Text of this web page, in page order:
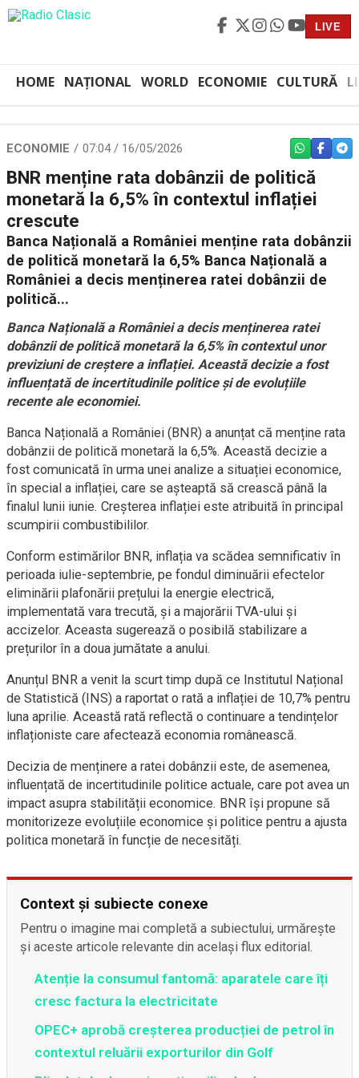
LIVE
HOME NAȚIONAL WORLD ECONOMIE CULTURĂ
ECONOMIE 07:04 / 16/05/2026 WHATSAPP
BNR menține rata dobânzii de politică
monetară la 6,5% în contextul inflației
crescute
Banca Națională a României menține rata dobânzii
de politică monetară la 6,5% Banca Națională a
României a decis menținerea ratei dobânzii de
politică...
Banca Națională a României a decis menținerea ratei
dobânzii de politică monetară la 6,5% în contextul unor
previziuni de creștere a inflației. Această decizie a fost
influențată de incertitudinile politice și de evoluțiile
recente ale economiei.
Banca Națională a României (BNR) a anunțat că menține rata
dobânzii de politică monetară la 6,5%. Această decizie a
fost comunicată în urma unei analize a situației economice,
în special a inflației, care se așteaptă să crească până la
finalul lunii iunie. Creșterea inflației este atribuită în principal
scumpirii combustibililor.
Conform estimărilor BNR, inflația va scădea semnificativ în
perioada iulie-septembrie, pe fondul diminuării efectelor
eliminării plafonării prețului la energie electrică,
implementată vara trecută, și a majorării TVA-ului și
accizelor. Aceasta sugerează o posibilă stabilizare a
prețurilor în a doua jumătate a anului.
Anunțul BNR a venit la scurt timp după ce Institutul Național
de Statistică (INS) a raportat o rată a inflației de 10,7% pentru
luna aprilie. Această rată reflectă o continuare a tendințelor
inflaționiste care afectează economia românească.
Decizia de menținere a ratei dobânzii este, de asemenea,
influențată de incertitudinile politice actuale, care pot avea un
impact asupra stabilității economice. BNR își propune să
monitorizeze evoluțiile economice și politice pentru a ajusta
politica monetară în funcție de necesități.
Context și subiecte conexe
Pentru o imagine mai completă a subiectului, urmărește
și aceste articole relevante din același flux editorial.
Atenție la consumul fantomă: aparatele care îți
cresc factura la electricitate
OPEC+ aprobă creșterea producției de petrol în
contextul reluării exporturilor din Golf